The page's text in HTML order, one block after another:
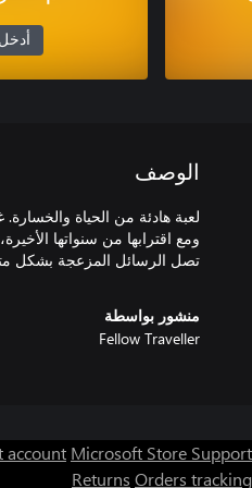
الوصف
لعبة هادئة من الحياة والخسارة.
ومع اقترابها من سنواتها
تصل الرسائل المزعجة بشكل
منشور بواسطة
Fellow Traveller
account Microsoft Store Support
Returns Orders tracking